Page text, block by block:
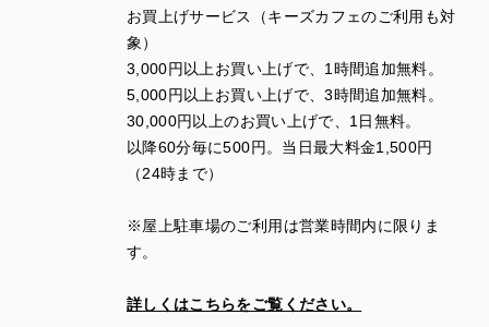
お買上げサービス（キーズカフェのご利用も対
象）
3 000円以上お買い上げで、 1 時間追加無料。
5 000円以上お買い上げで、3時間追加無料。
30 ,000円以上のお買い上げで、 1 日無料。
以降60分毎に500円。当日最大料金1 ,500円
（24時まで）
※屋上駐車場のご利用は営業時間内に限りま
す。
詳しくはこちらをご覧ください。